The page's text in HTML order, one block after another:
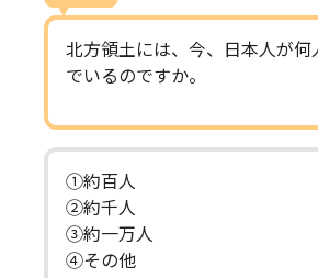
北方領土には、今、日本人が何
でいるのですか。
①約百人
②約千人
③約一万人
④その他